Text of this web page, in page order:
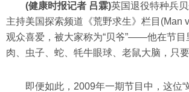
(健康时报记者 吕霖)英国退役特种兵
主持美国探索频道《荒野求生》栏目(Man
观众喜爱，被大家称为“贝爷”——他在节目
肉、虫子、蛇、牦牛眼球、老鼠大脑，只
即便如此，2009年一期节目中，这位